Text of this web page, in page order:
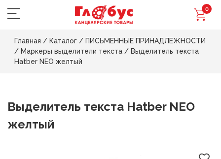
0
Главная / Каталог / ПИСЬМЕННЫЕ ПРИНАДЛЕЖНОСТИ
/ Маркеры выделители текста / Выделитель текста
Hatber NEO желтый
Выделитель текста Hatber NEO
желтый